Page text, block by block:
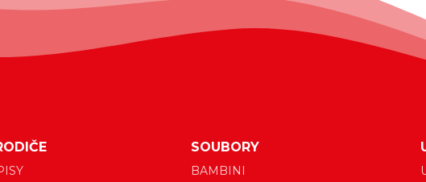
SOUBORY
BAMBINI